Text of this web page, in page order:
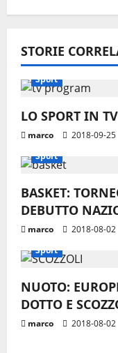
g
a
z
i
o
n
e
a
r
t
i
STORIE
Sport
LO SPORT IN
marco 2018-09-25
Sport
BASKET:
DEBUTTO
marco 2018-08-02
Sport
NUOTO:
DOTTO E
marco 2018-08-02